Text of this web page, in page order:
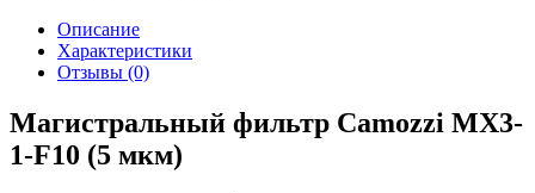
Описание
Характеристики
Отзывы (0)
Магистральный фильтр Camozzi MX3-
1-F10 (5 мкм)